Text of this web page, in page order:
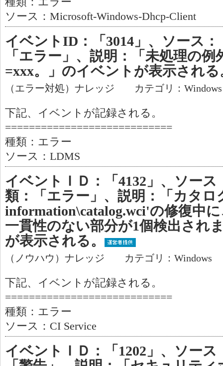
ソース：Microsoft-Windows-Dhcp-Client
イベントID：「3014」、ソース
「エラー」、説明：「未処理の
=xxx。」のイベントが表示される
（エラー対処）ナレッジ カテゴリ：
下記、イベントが記録される。
============================
種類：エラー
ソース：LDMS
イベントＩＤ：「4132」、ソース
類：「エラー」、説明：「カタロ
information\catalog.wci'の修復中
一貫性のない部分が1個検出され
が表示される。
（ノウハウ）ナレッジ カテゴリ：Windows
下記、イベントが記録される。
============================
種類：エラー
ソース：CI Service
イベントＩＤ：「1202」、ソース